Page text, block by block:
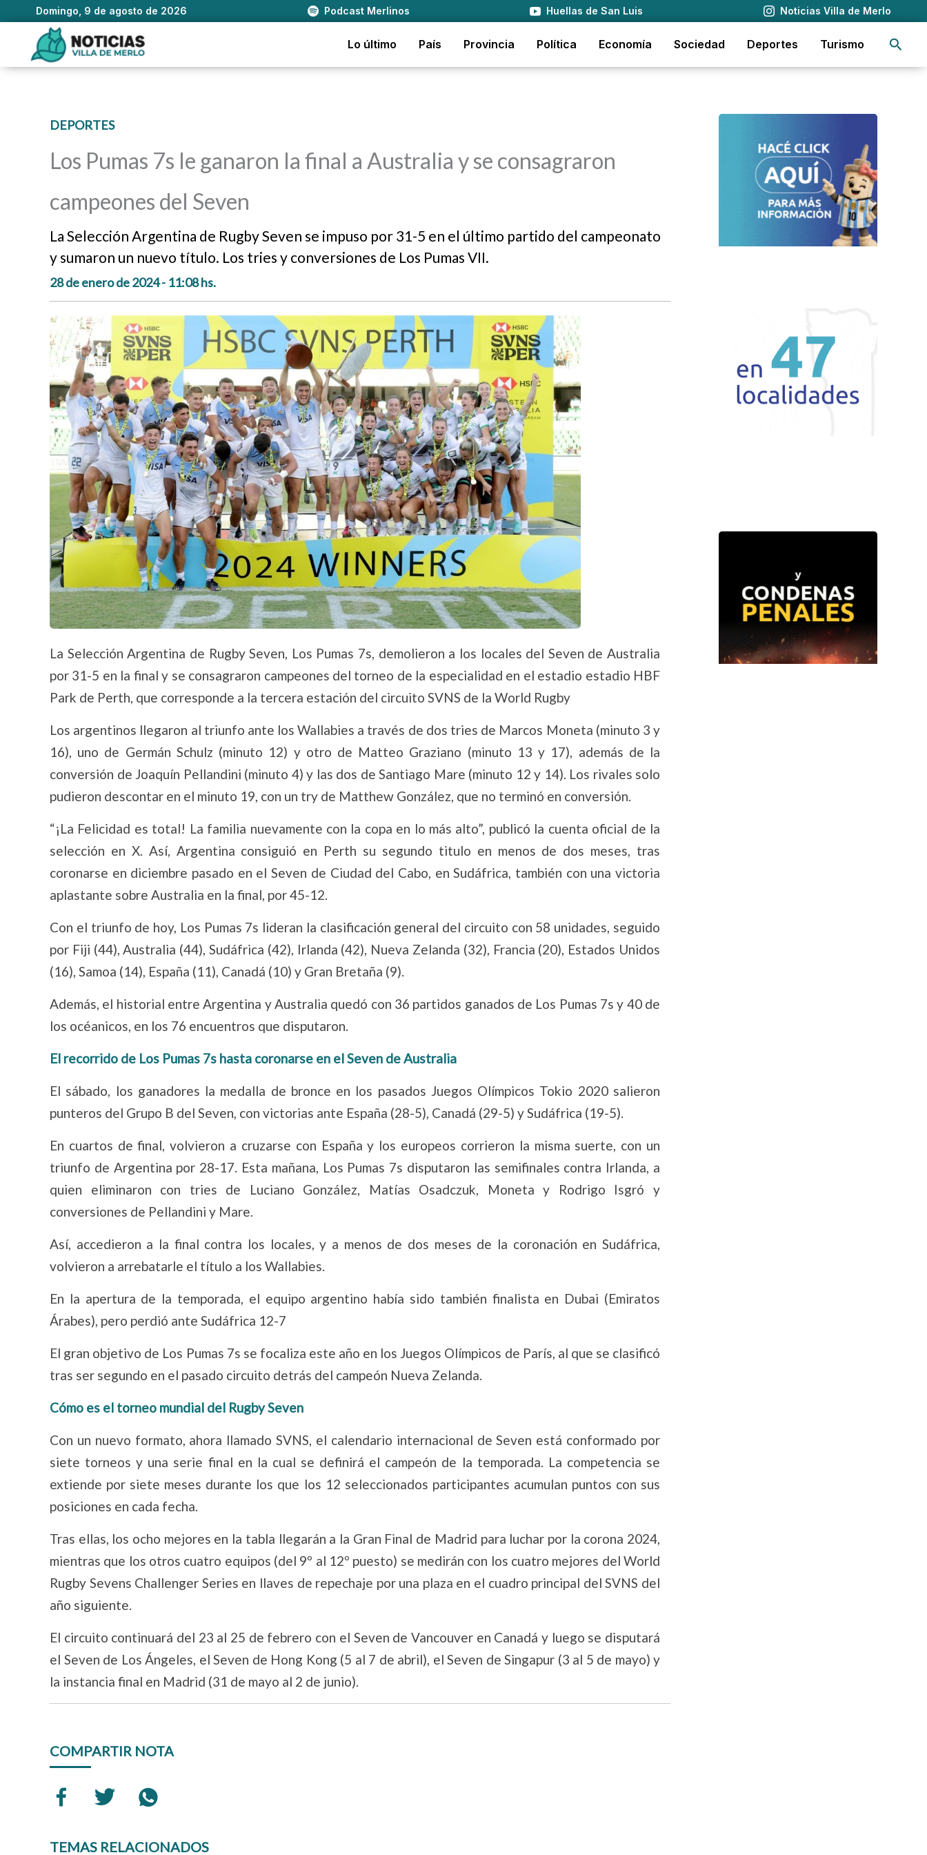
Domingo, 9 de agosto de 2026 Podcast Merlinos Huellas de San Luis Noticias Villa de Merlo
contenido
Lo último País Provincia Política Economía Sociedad Deportes Turismo
DEPORTES
Los Pumas 7s le ganaron la final a Australia y se consagraron
campeones del Seven
La Selección Argentina de Rugby Seven se impuso por 31-5 en el último partido del campeonato
y sumaron un nuevo título. Los tries y conversiones de Los Pumas VII.
28 de enero de 2024 - 11:08 hs.
La Selección Argentina de Rugby Seven, Los Pumas 7s, demolieron a los locales del Seven de Australia
por 31-5 en la final y se consagraron campeones del torneo de la especialidad en el estadio estadio HBF
Park de Perth, que corresponde a la tercera estación del circuito SVNS de la World Rugby
Los argentinos llegaron al triunfo ante los Wallabies a través de dos tries de Marcos Moneta (minuto 3 y
16), uno de Germán Schulz (minuto 12) y otro de Matteo Graziano (minuto 13 y 17), además de la
conversión de Joaquín Pellandini (minuto 4) y las dos de Santiago Mare (minuto 12 y 14). Los rivales solo
pudieron descontar en el minuto 19, con un try de Matthew González, que no terminó en conversión.
“¡La Felicidad es total! La familia nuevamente con la copa en lo más alto”, publicó la cuenta oficial de la
selección en X. Así, Argentina consiguió en Perth su segundo titulo en menos de dos meses, tras
coronarse en diciembre pasado en el Seven de Ciudad del Cabo, en Sudáfrica, también con una victoria
aplastante sobre Australia en la final, por 45-12.
Con el triunfo de hoy, Los Pumas 7s lideran la clasificación general del circuito con 58 unidades, seguido
por Fiji (44), Australia (44), Sudáfrica (42), Irlanda (42), Nueva Zelanda (32), Francia (20), Estados Unidos
(16), Samoa (14), España (11), Canadá (10) y Gran Bretaña (9).
Además, el historial entre Argentina y Australia quedó con 36 partidos ganados de Los Pumas 7s y 40 de
los océanicos, en los 76 encuentros que disputaron.
El recorrido de Los Pumas 7s hasta coronarse en el Seven de Australia
El sábado, los ganadores la medalla de bronce en los pasados Juegos Olímpicos Tokio 2020 salieron
punteros del Grupo B del Seven, con victorias ante España (28-5), Canadá (29-5) y Sudáfrica (19-5).
En cuartos de final, volvieron a cruzarse con España y los europeos corrieron la misma suerte, con un
triunfo de Argentina por 28-17. Esta mañana, Los Pumas 7s disputaron las semifinales contra Irlanda, a
quien eliminaron con tries de Luciano González, Matías Osadczuk, Moneta y Rodrigo Isgró y
conversiones de Pellandini y Mare.
Así, accedieron a la final contra los locales, y a menos de dos meses de la coronación en Sudáfrica,
volvieron a arrebatarle el título a los Wallabies.
En la apertura de la temporada, el equipo argentino había sido también finalista en Dubai (Emiratos
Árabes), pero perdió ante Sudáfrica 12-7
El gran objetivo de Los Pumas 7s se focaliza este año en los Juegos Olímpicos de París, al que se clasificó
tras ser segundo en el pasado circuito detrás del campeón Nueva Zelanda.
Cómo es el torneo mundial del Rugby Seven
Con un nuevo formato, ahora llamado SVNS, el calendario internacional de Seven está conformado por
siete torneos y una serie final en la cual se definirá el campeón de la temporada. La competencia se
extiende por siete meses durante los que los 12 seleccionados participantes acumulan puntos con sus
posiciones en cada fecha.
Tras ellas, los ocho mejores en la tabla llegarán a la Gran Final de Madrid para luchar por la corona 2024,
mientras que los otros cuatro equipos (del 9º al 12º puesto) se medirán con los cuatro mejores del World
Rugby Sevens Challenger Series en llaves de repechaje por una plaza en el cuadro principal del SVNS del
año siguiente.
El circuito continuará del 23 al 25 de febrero con el Seven de Vancouver en Canadá y luego se disputará
el Seven de Los Ángeles, el Seven de Hong Kong (5 al 7 de abril), el Seven de Singapur (3 al 5 de mayo) y
la instancia final en Madrid (31 de mayo al 2 de junio).
COMPARTIR NOTA
TEMAS RELACIONADOS